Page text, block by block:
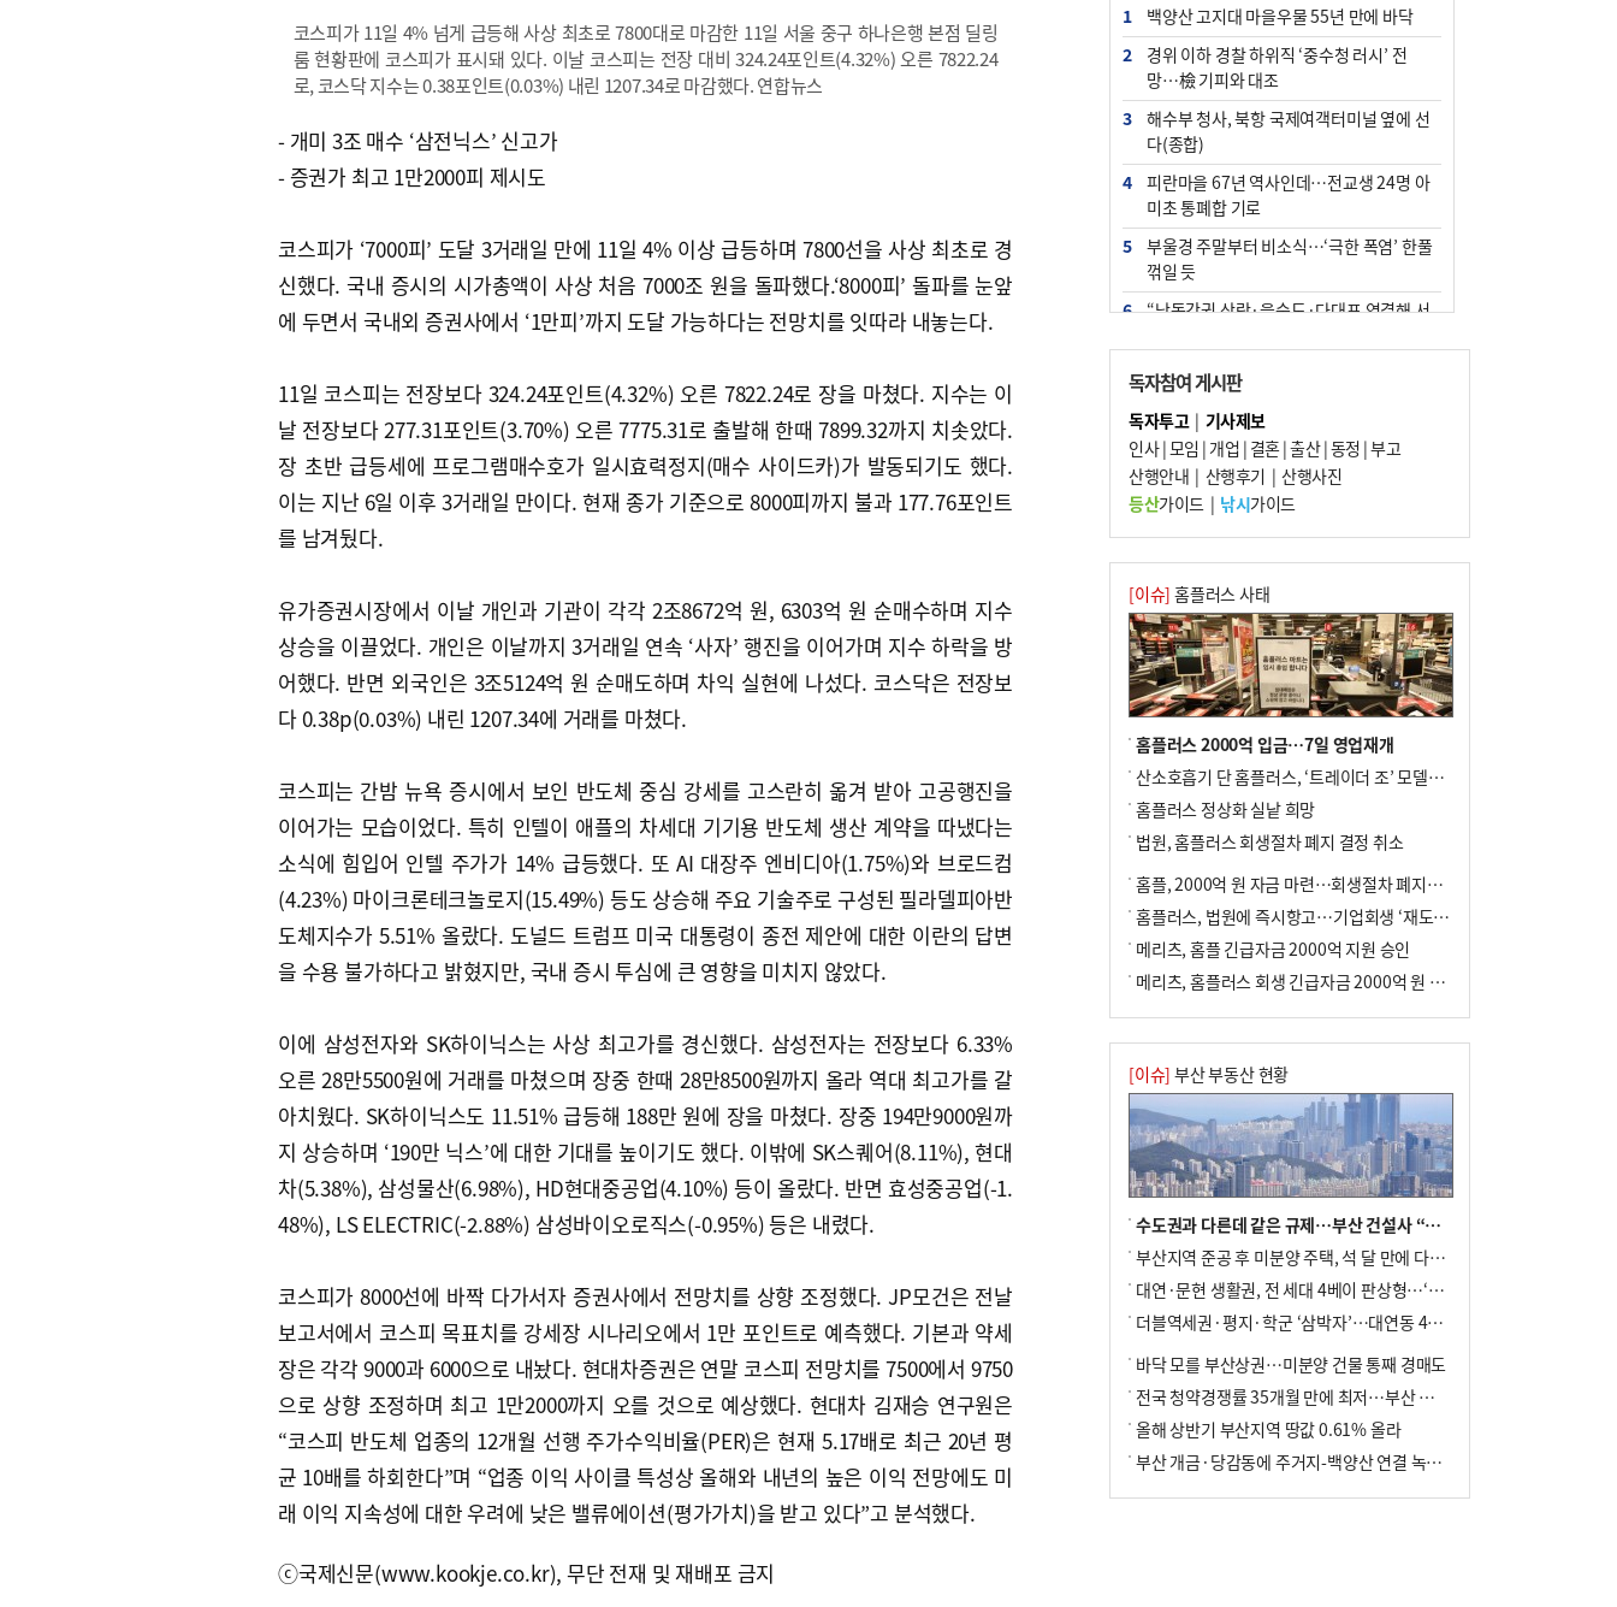
코스피가 11일 4% 넘게 급등해 사상 최초로 7800대로 마감한 11일 서울 중구 하나은행 본점 딜링
룸 현황판에 코스피가 표시돼 있다. 이날 코스피는 전장 대비 324.24포인트(4.32%) 오른 7822.24
로, 코스닥 지수는 0.38포인트(0.03%) 내린 1207.34로 마감했다. 연합뉴스
- 개미 3조 매수 ‘삼전닉스’ 신고가
- 증권가 최고 1만2000피 제시도
코스피가 ‘7000피’ 도달 3거래일 만에 11일 4% 이상 급등하며 7800선을 사상 최초로 경
신했다. 국내 증시의 시가총액이 사상 처음 7000조 원을 돌파했다.‘8000피’ 돌파를 눈앞
에 두면서 국내외 증권사에서 ‘1만피’까지 도달 가능하다는 전망치를 잇따라 내놓는다.
11일 코스피는 전장보다 324.24포인트(4.32%) 오른 7822.24로 장을 마쳤다. 지수는 이
날 전장보다 277.31포인트(3.70%) 오른 7775.31로 출발해 한때 7899.32까지 치솟았다.
장 초반 급등세에 프로그램매수호가 일시효력정지(매수 사이드카)가 발동되기도 했다.
이는 지난 6일 이후 3거래일 만이다. 현재 종가 기준으로 8000피까지 불과 177.76포인트
를 남겨뒀다.
유가증권시장에서 이날 개인과 기관이 각각 2조8672억 원, 6303억 원 순매수하며 지수
상승을 이끌었다. 개인은 이날까지 3거래일 연속 ‘사자’ 행진을 이어가며 지수 하락을 방
어했다. 반면 외국인은 3조5124억 원 순매도하며 차익 실현에 나섰다. 코스닥은 전장보
다 0.38p(0.03%) 내린 1207.34에 거래를 마쳤다.
코스피는 간밤 뉴욕 증시에서 보인 반도체 중심 강세를 고스란히 옮겨 받아 고공행진을
이어가는 모습이었다. 특히 인텔이 애플의 차세대 기기용 반도체 생산 계약을 따냈다는
소식에 힘입어 인텔 주가가 14% 급등했다. 또 AI 대장주 엔비디아(1.75%)와 브로드컴
(4.23%) 마이크론테크놀로지(15.49%) 등도 상승해 주요 기술주로 구성된 필라델피아반
도체지수가 5.51% 올랐다. 도널드 트럼프 미국 대통령이 종전 제안에 대한 이란의 답변
을 수용 불가하다고 밝혔지만, 국내 증시 투심에 큰 영향을 미치지 않았다.
이에 삼성전자와 SK하이닉스는 사상 최고가를 경신했다. 삼성전자는 전장보다 6.33%
오른 28만5500원에 거래를 마쳤으며 장중 한때 28만8500원까지 올라 역대 최고가를 갈
아치웠다. SK하이닉스도 11.51% 급등해 188만 원에 장을 마쳤다. 장중 194만9000원까
지 상승하며 ‘190만 닉스’에 대한 기대를 높이기도 했다. 이밖에 SK스퀘어(8.11%), 현대
차(5.38%), 삼성물산(6.98%), HD현대중공업(4.10%) 등이 올랐다. 반면 효성중공업(-1.
48%), LS ELECTRIC(-2.88%) 삼성바이오로직스(-0.95%) 등은 내렸다.
코스피가 8000선에 바짝 다가서자 증권사에서 전망치를 상향 조정했다. JP모건은 전날
보고서에서 코스피 목표치를 강세장 시나리오에서 1만 포인트로 예측했다. 기본과 약세
장은 각각 9000과 6000으로 내놨다. 현대차증권은 연말 코스피 전망치를 7500에서 9750
으로 상향 조정하며 최고 1만2000까지 오를 것으로 예상했다. 현대차 김재승 연구원은
“코스피 반도체 업종의 12개월 선행 주가수익비율(PER)은 현재 5.17배로 최근 20년 평
균 10배를 하회한다”며 “업종 이익 사이클 특성상 올해와 내년의 높은 이익 전망에도 미
래 이익 지속성에 대한 우려에 낮은 밸류에이션(평가가치)을 받고 있다”고 분석했다.
ⓒ국제신문(www.kookje.co.kr), 무단 전재 및 재배포 금지
1
백양산 고지대 마을우물 55년 만에 바닥
2
경위 이하 경찰 하위직 ‘중수청 러시’ 전
망…檢 기피와 대조
3
해수부 청사, 북항 국제여객터미널 옆에 선
다(종합)
4
피란마을 67년 역사인데…전교생 24명 아
미초 통폐합 기로
5
부울경 주말부터 비소식…‘극한 폭염’ 한풀
꺾일 듯
6
“낙동강권 삼락·을숙도·다대포 연결해 서
7
오늘의 날씨- 2026년 8월 7일
8
외국인 선원 ‘인신매매 경유지’ 된 부산…
우려가 현실로
9
[사설] 해수부 신청사 북항으로 확정, 해양
수도 도약의 전환점
10 르노 못 타는 부산시장…관용차 규정에 막
힌 지역기업 응원
독자참여 게시판
독자투고| 기사제보
인사|모임 | 개업 | 결혼|출산|동정 |부고
산행안내 | 산행후기 | 산행사진
등산가이드| 낚시가이드
[이슈] 홈플러스 사태
홈플러스 2000억 입금…7일 영업재개
산소호흡기 단 홈플러스, ‘트레이더 조’ 모델로 살아날까
홈플러스 정상화 실낱 희망
법원, 홈플러스 회생절차 폐지 결정 취소
홈플, 2000억 원 자금 마련…회생절차 폐지에 즉시항고(종합)
홈플러스, 법원에 즉시항고…기업회생 ‘재도전’
메리츠, 홈플 긴급자금 2000억 지원 승인
메리츠, 홈플러스 회생 긴급자금 2000억 원 지원 승인
[이슈] 부산 부동산 현황
수도권과 다른데 같은 규제…부산 건설사 “쓰러지기 직전”
부산지역 준공 후 미분양 주택, 석 달 만에 다시 3000가구 넘어서
대연·문현 생활권, 전 세대 4베이 판상형…‘더샵 트리센트’ 내달 분양
더블역세권·평지·학군 ‘삼박자’…대연동 42층 브랜드 단지
바닥 모를 부산상권…미분양 건물 통째 경매도
전국 청약경쟁률 35개월 만에 최저…부산 미분양 ‘적체’ 심화
올해 상반기 부산지역 땅값 0.61% 올라
부산 개금·당감동에 주거지-백양산 연결 녹지 조성